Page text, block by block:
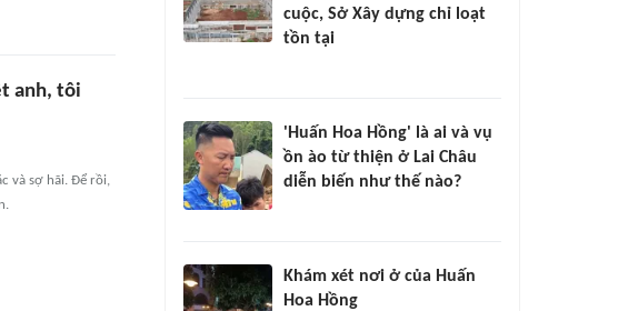
anh, tôi
và sợ hãi. Để rồi,
cuộc, Sở Xây dựng chỉ loạt
tồn tại
'Huấn Hoa Hồng' là ai và vụ
ồn ào từ thiện ở Lai Châu
diễn biến như thế nào?
Khám xét nơi ở của Huấn
Hoa Hồng